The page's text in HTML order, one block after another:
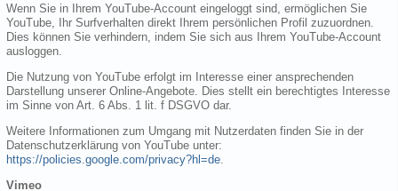
Wenn Sie in Ihrem YouTube-Account eingeloggt sind, ermöglichen Sie
YouTube, Ihr Surfverhalten direkt Ihrem persönlichen Profil zuzuordnen.
Dies können Sie verhindern, indem Sie sich aus Ihrem YouTube-Account
ausloggen.
Die Nutzung von YouTube erfolgt im Interesse einer ansprechenden
Darstellung unserer Online-Angebote. Dies stellt ein berechtigtes Interesse
im Sinne von Art. 6 Abs. 1 lit. f DSGVO dar.
Weitere Informationen zum Umgang mit Nutzerdaten finden Sie in der
Datenschutzerklärung von YouTube unter:
https://policies.google.com/privacy?hl=de
Vimeo